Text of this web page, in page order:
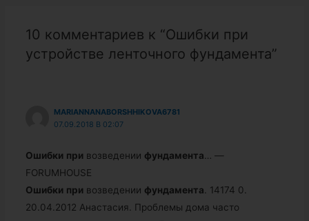
10 комментариев к “Ошибки при
устройстве ленточного фундамента”
MARIANNANABORSHHIKOVA6781
07.09.2018 В 02:07
Ошибки при возведении фундамента … —
FORUMHOUSE
Ошибки при возведении фундамента . 14174 0.
20.04.2012 Анастасия. Проблемы дома часто